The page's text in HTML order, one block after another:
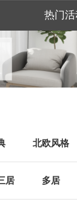
热门活
北欧风格
居 多居